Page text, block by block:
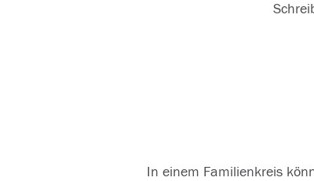
In einem Familienkreis